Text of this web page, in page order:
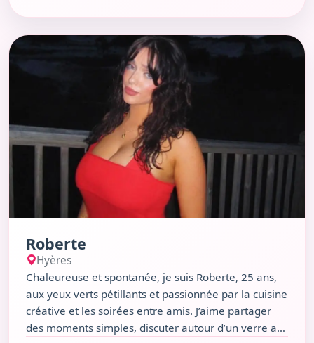
Voir le profil de Roberte
Roberte
Hyères
Chaleureuse et spontanée, je suis Roberte, 25 ans,
aux yeux verts pétillants et passionnée par la cuisine
créative et les soirées entre amis. J’aime partager
des moments simples, discuter autour d’un verre au